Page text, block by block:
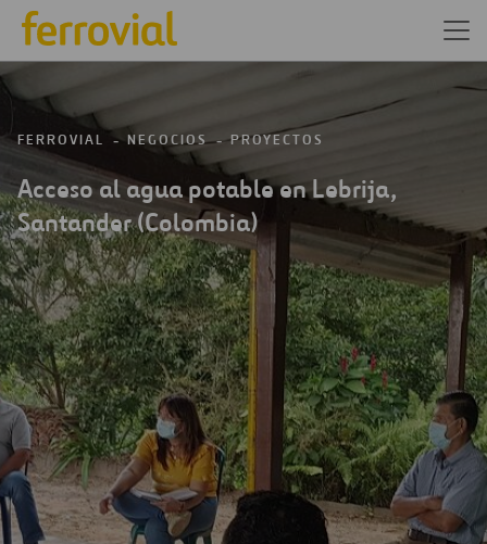
FERROVIAL NEGOCIOS PROYECTOS
Acceso al agua potable en Lebrija,
Santander (Colombia)